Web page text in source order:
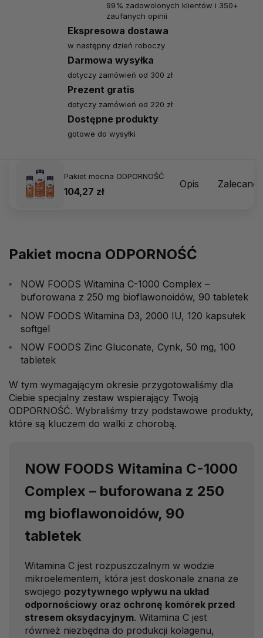
Ekspresowa dostawa
w następny dzień roboczy
Darmowa wysyłka
dotyczy zamówień od 300 zł
Prezent gratis
dotyczy zamówień od 220 zł
Dostępne produkty
gotowe do wysyłki
99% zadowolonych klientów i 350+
zaufanych opinii
Pakiet mocna ODPORNOŚĆ
104,27 zł
Opis Zalecane
Pakiet mocna ODPORNOŚĆ
NOW FOODS Witamina C-1000 Complex –
buforowana z 250 mg bioflawonoidów, 90 tabletek
NOW FOODS Witamina D3, 2000 IU, 120 kapsułek
softgel
NOW FOODS Zinc Gluconate, Cynk, 50 mg, 100
tabletek
W tym wymagającym okresie przygotowaliśmy dla
Ciebie specjalny zestaw wspierający Twoją
ODPORNOŚĆ. Wybraliśmy trzy podstawowe produkty,
które są kluczem do walki z chorobą.
NOW FOODS Witamina C-1000
Complex – buforowana z 250
mg bioflawonoidów, 90
tabletek
Witamina C jest rozpuszczalnym w wodzie
mikroelementem, która jest doskonale znana ze
swojego pozytywnego wpływu na układ
odpornościowy oraz ochronę komórek przed
stresem oksydacyjnym. Witamina C jest
również niezbędna do produkcji kolagenu,